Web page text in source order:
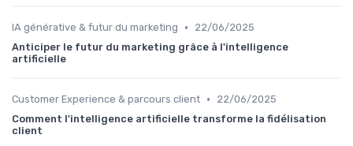
IA générative & futur du marketing •
22/06/2025
Anticiper le futur du marketing grâce à l'intelligence
artificielle
Customer Experience & parcours client •
22/06/2025
Comment l'intelligence artificielle transforme la fidélisation
client